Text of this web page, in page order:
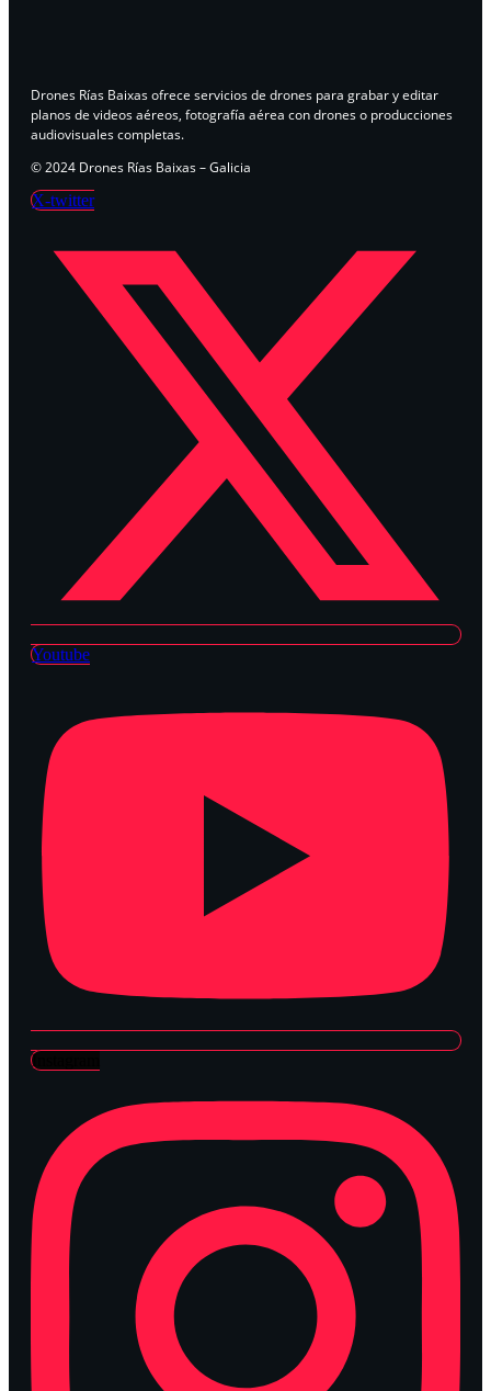
Drones Rías Baixas ofrece servicios de drones para grabar y editar
planos de videos aéreos, fotografía aérea con drones o producciones
audiovisuales completas.
© 2024 Drones Rías Baixas – Galicia
X-twitter
Youtube
Instagram